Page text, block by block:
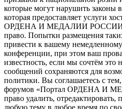
которые могут нарушить законы
которая предоставляет услуги
ОРДЕНА И МЕДАЛИИ РОССИИ»
право. Попытки размещения
привести к вашему
конференции, при этом ваш
известность, если мы сочтём это
сообщений сохраняются для
политики. Вы соглашаетесь с
форумов «Портал ОРДЕНА И
право удалить, отредактировать,